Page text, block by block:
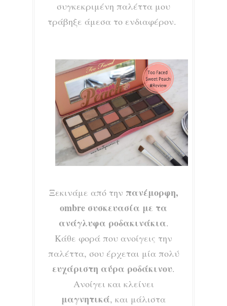
συγκεκριμένη παλέττα μου
τράβηξε άμεσα το ενδιαφέρον.
Ξεκινάμε από την πανέμορφη,
ombre συσκευασία με τα
ανάγλυφα ροδακινάκια.
Κάθε φορά που ανοίγεις την
παλέττα, σου έρχεται μία πολύ
ευχάριστη αύρα ροδάκινου.
Ανοίγει και κλείνει
μαγνητικά, και μάλιστα